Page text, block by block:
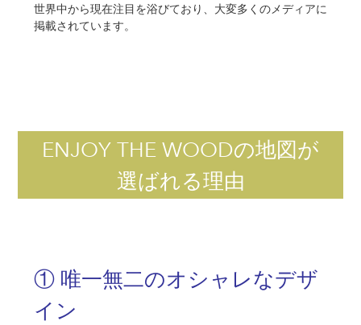
世界中から現在注目を浴びており、大変多くのメディアに
掲載されています。
ENJOY THE WOODの地図が
選ばれる理由
① 唯一無二のオシャレなデザ
イン